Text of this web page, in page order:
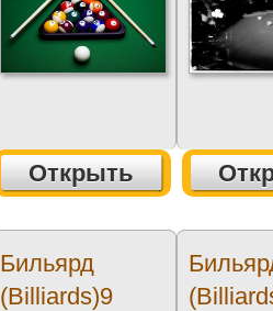
Открыть
Бильярд
(Billiards)9